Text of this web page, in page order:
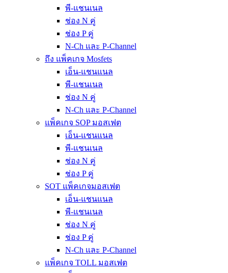
พี-แชนเนล
ช่อง N คู่
ช่อง P คู่
N-Ch และ P-Channel
ถึง แพ็คเกจ Mosfets
เอ็น-แชนแนล
พี-แชนเนล
ช่อง N คู่
N-Ch และ P-Channel
แพ็คเกจ SOP มอสเฟต
เอ็น-แชนแนล
พี-แชนเนล
ช่อง N คู่
ช่อง P คู่
SOT แพ็คเกจมอสเฟต
เอ็น-แชนแนล
พี-แชนเนล
ช่อง N คู่
ช่อง P คู่
N-Ch และ P-Channel
แพ็คเกจ TOLL มอสเฟต